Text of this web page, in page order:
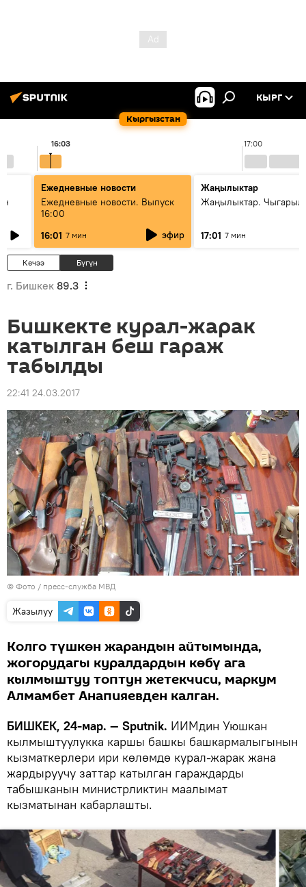
Кыргызстан
КЫРГ
17:00
16:03
Ежедневные новости
Ежедневные новости. Выпуск
16:00
16:01 7 мин эфир
Жаңылыктар
Жаңылыктар.
17:01 7 мин
Кечээ Бүгүн
г. Бишкек 89.3
Бишкекте курал-жарак
катылган беш гараж
табылды
22:41 24.03.2017
© Фото / пресс-служба МВД
Жазылуу
Колго түшкөн жарандын айтымында,
жогорудагы куралдардын көбү ага
кылмыштуу топтун жетекчиси, маркум
Алмамбет Анапияевден калган.
БИШКЕК, 24-мар. — Sputnik. ИИМдин Уюшкан
кылмыштуулукка каршы башкы башкармалыгынын
кызматкерлери ири көлөмдө курал-жарак жана
жардыруучу заттар катылган гараждарды
табышканын министрликтин маалымат
кызматынан кабарлашты.